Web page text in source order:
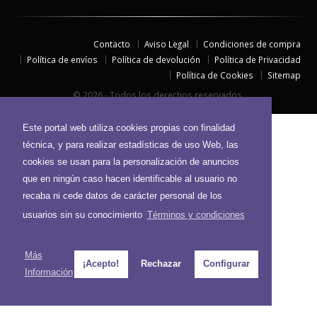
Este portal web utiliza cookies propias con finalidad
técnica, y para realizar estadísticas de uso Web, las
cookies se usan para la personalización de anuncios
que en ningún caso hacen identificable al usuario no
recaba ni cede datos de carácter personal de los
usuarios sin su conocimiento Términos y condiciones
Más
Información
¡Acepto! Rechazar Configurar
Contacto Aviso Legal
Condiciones de compra
Política de envíos
Política de devolución
Política de Privacidad
Política de Cookies
Sitemap
© 2026 - Todos los derechos reservados.